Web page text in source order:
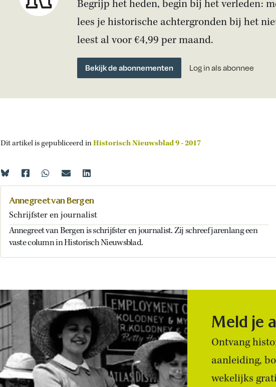
Begrijp het heden, begin bij het verleden:
lees je historische achtergronden bij het
leest al voor €4,99 per maand.
Bekijk de abonnementen Log in als abonnee
Dit artikel is gepubliceerd inHistorisch Nieuwsblad 9 - 2017
Annegreet van Bergen
Schrijfster en journalist
Annegreet van Bergen is schrijfster en journalist. Zij schreef jarenlang een
vaste column in Historisch Nieuwsblad.
Meld je
Ontvang
aanleiding,
wekelijks